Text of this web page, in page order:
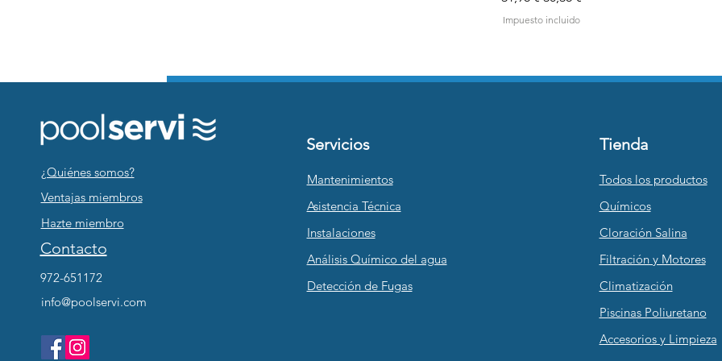
Impuesto incluido
¿Quiénes somos?
Ventajas miembros
Hazte miembro
Contacto
972-651172
info@poolservi.com
Servicios
Mantenimientos
Asistencia Técnica
Instalaciones
Análisis Químico del agua
Detección de Fugas
Tienda
Todos los productos
Químicos
Cloración Salina
Filtración y Motores
Climatización
Piscinas Poliuretano
Accesorios y Limpieza